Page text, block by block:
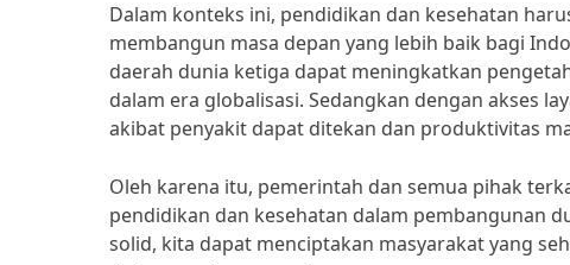
Dalam konteks ini, pendidikan dan kesehatan
membangun masa depan yang lebih baik bagi
daerah dunia ketiga dapat meningkatkan
dalam era globalisasi. Sedangkan dengan akses
akibat penyakit dapat ditekan dan produktivitas
Oleh karena itu, pemerintah dan semua pihak
pendidikan dan kesehatan dalam pembangunan
solid, kita dapat menciptakan masyarakat yang